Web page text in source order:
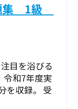
集 1級
目を浴びる
令和7年度実
を収録。 受